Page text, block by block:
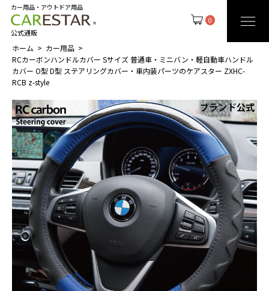
0
カー用品・アウトドア用品
公式通販
ホーム
カー用品
RCカーボンハンドルカバー Sサイズ 普通車・ミニバン・軽自動車ハンドル
カバー O型 D型 ステアリングカバー・車内装パーツのケアスター ZXHC-
RCB z-style